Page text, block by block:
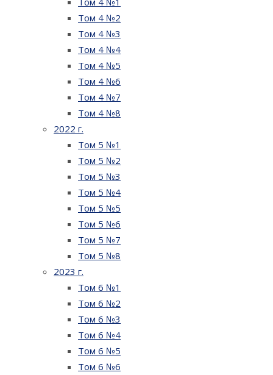
Том 4 №2
Том 4 №3
Том 4 №4
Том 4 №5
Том 4 №6
Том 4 №7
Том 4 №8
2022 г.
Том 5 №1
Том 5 №2
Том 5 №3
Том 5 №4
Том 5 №5
Том 5 №6
Том 5 №7
Том 5 №8
2023 г.
Том 6 №1
Том 6 №2
Том 6 №3
Том 6 №4
Том 6 №5
Том 6 №6